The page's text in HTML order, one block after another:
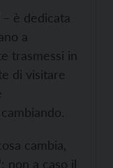
– è dedicata
a
trasmessi in
di visitare
cambia,
non a caso il